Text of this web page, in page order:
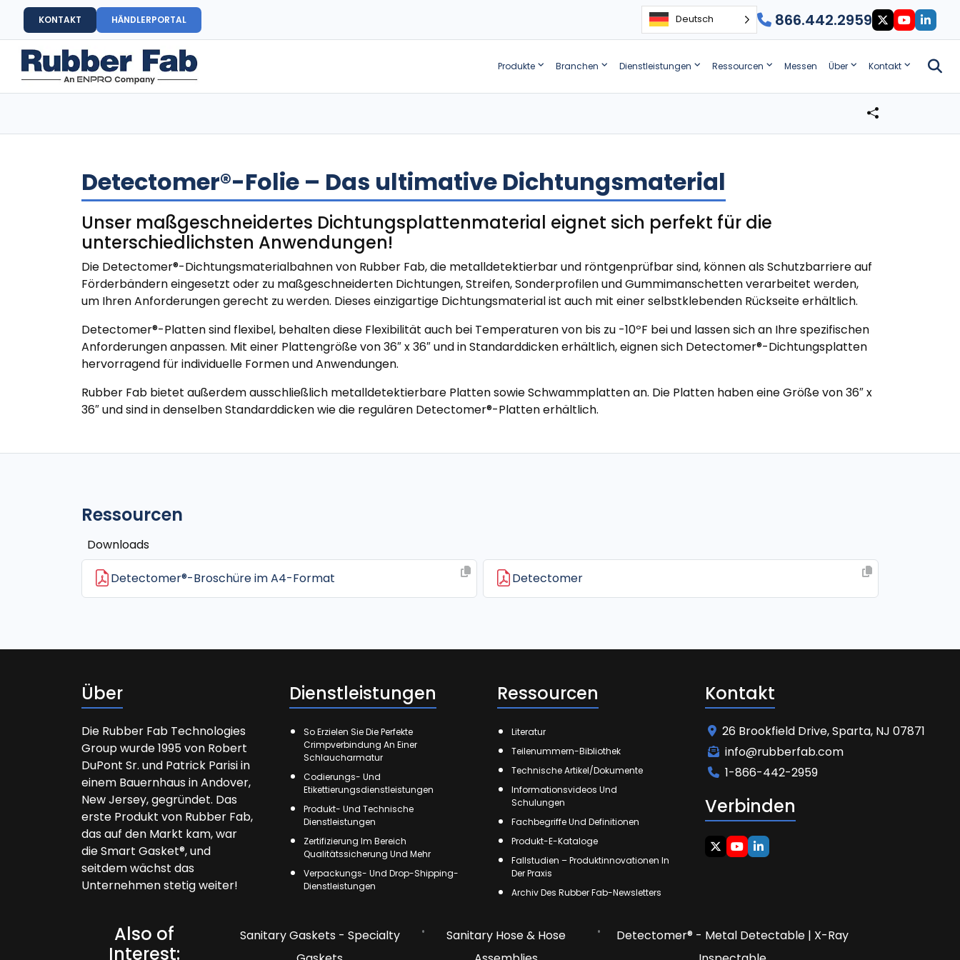
KONTAKT HÄNDLERPORTAL Deutsch 866.442.2959
Produkte Branchen Dienstleistungen Ressourcen Messen Über Kontakt
Detectomer®-Folie – Das ultimative Dichtungsmaterial
Unser maßgeschneidertes Dichtungsplattenmaterial eignet sich perfekt für die
unterschiedlichsten Anwendungen!
Die Detectomer®-Dichtungsmaterialbahnen von Rubber Fab, die metalldetektierbar und röntgenprüfbar sind, können als Schutzbarriere auf
Förderbändern eingesetzt oder zu maßgeschneiderten Dichtungen, Streifen, Sonderprofilen und Gummimanschetten verarbeitet werden,
um Ihren Anforderungen gerecht zu werden. Dieses einzigartige Dichtungsmaterial ist auch mit einer selbstklebenden Rückseite erhältlich.
Detectomer®-Platten sind flexibel, behalten diese Flexibilität auch bei Temperaturen von bis zu -10ºF bei und lassen sich an Ihre spezifischen
Anforderungen anpassen. Mit einer Plattengröße von 36″ x 36″ und in Standarddicken erhältlich, eignen sich Detectomer®-Dichtungsplatten
hervorragend für individuelle Formen und Anwendungen.
Rubber Fab bietet außerdem ausschließlich metalldetektierbare Platten sowie Schwammplatten an. Die Platten haben eine Größe von 36″ x
36″ und sind in denselben Standarddicken wie die regulären Detectomer®-Platten erhältlich.
Ressourcen
Downloads
Detectomer®-Broschüre im A4-Format Detectomer
Über
Die Rubber Fab Technologies
Group wurde 1995 von Robert
DuPont Sr. und Patrick Parisi in
einem Bauernhaus in Andover,
New Jersey, gegründet. Das
erste Produkt von Rubber Fab,
das auf den Markt kam, war
die Smart Gasket®, und
seitdem wächst das
Unternehmen stetig weiter!
Dienstleistungen
So Erzielen Sie Die Perfekte
Crimpverbindung An Einer
Schlaucharmatur
Codierungs- Und
Etikettierungsdienstleistungen
Produkt- Und Technische
Dienstleistungen
Zertifizierung Im Bereich
Qualitätssicherung Und Mehr
Verpackungs- Und Drop-Shipping-
Dienstleistungen
Ressourcen
Literatur
Teilenummern-Bibliothek
Technische Artikel/Dokumente
Informationsvideos Und
Schulungen
Fachbegriffe Und Definitionen
Produkt-E-Kataloge
Fallstudien – Produktinnovationen In
Der Praxis
Archiv Des Rubber Fab-Newsletters
Kontakt
26 Brookfield Drive, Sparta, NJ 07871
info@rubberfab.com
1-866-442-2959
Verbinden
Also of
Interest:
Sanitary Gaskets - Specialty
Sanitary Hose & Hose
Detectomer® - Metal Detectable | X-Ray